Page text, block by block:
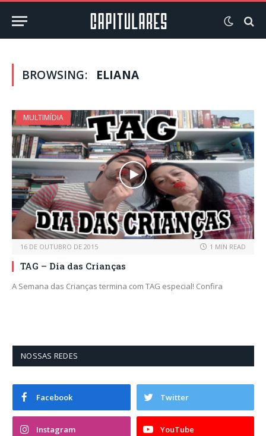
BROWSING: ELIANA
MULTIMÍDIA
16 DE OUTUBRO DE 2015 1 MIN READ
TAG – Dia das Crianças
A Semana das Crianças termina com TAG especial! Confira
NOSSAS REDES
Facebook Twitter
Instagram YouTube